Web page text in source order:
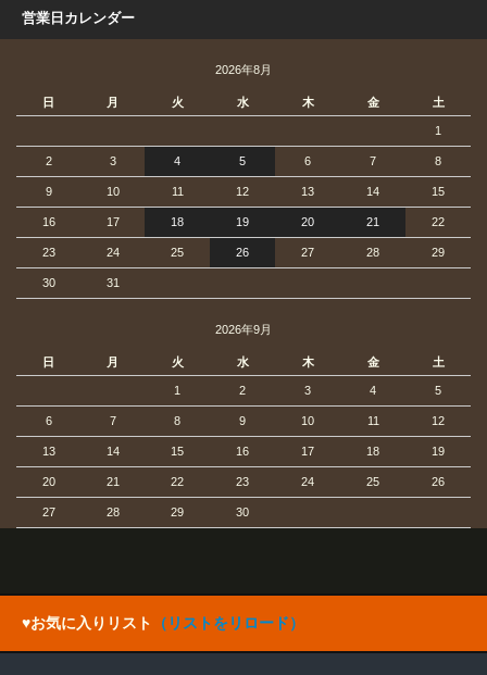
営業日カレンダー
2026年8月
日 月 火 水 木 金 土
1
2 3 4 5 6 7 8
9 10 11 12 13 14 15
16 17 18 19 20 21 22
23 24 25 26 27 28 29
30 31
2026年9月
日 月 火 水 木 金 土
1 2 3 4 5
6 7 8 9 10 11 12
13 14 15 16 17 18 19
20 21 22 23 24 25 26
27 28 29 30
♥お気に入りリスト （リストをリロード）